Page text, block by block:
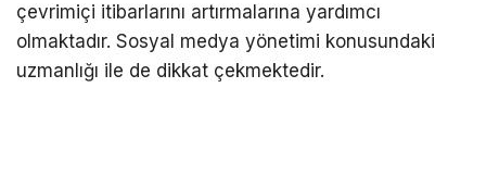
çevrimiçi itibarlarını artırmalarına yardımcı
olmaktadır. Sosyal medya yönetimi konusundaki
uzmanlığı ile de dikkat çekmektedir.